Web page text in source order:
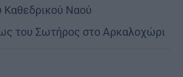
Καθεδρικού Ναού
του Σωτήρος στο Αρκαλοχώρι